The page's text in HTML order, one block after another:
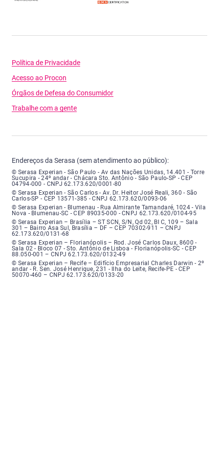
Política de Privacidade
Acesso ao Procon
Órgãos de Defesa do Consumidor
Trabalhe com a gente
Endereços da Serasa (sem atendimento ao público):
Serasa Experian - São Paulo - Endereço: Avenida das Nações Unidas,
© Serasa Experian - São Paulo - Av das Nações Unidas, 14.401 - Torre
Sucupira - 24º andar - Chácara Sto. Antônio - São Paulo-SP - CEP
04794-000 - CNPJ 62.173.620/0001-80
Serasa Experian - São Carlos - Endereço: Avenida Doutor Heitor José
© Serasa Experian - São Carlos - Av. Dr. Heitor José Reali, 360 - São
Carlos-SP - CEP 13571-385 - CNPJ 62.173.620/0093-06
Serasa Experian - Blumenau - Endereço: Rua Almirante Tamandaré,
© Serasa Experian - Blumenau - Rua Almirante Tamandaré, 1024 - Vila
Nova - Blumenau-SC - CEP 89035-000 - CNPJ 62.173.620/0104-95
Serasa Experian - Brasília, Endereço: Setor Comercial Norte, sem
© Serasa Experian – Brasília – ST SCN, S/N, Qd 02, Bl C, 109 – Sala
301 – Bairro Asa Sul, Brasília – DF – CEP 70302-911 – CNPJ
62.173.620/0131-68
Serasa Experian - Florianópolis, Endereço: Rodovia José Carlos, número
© Serasa Experian – Florianópolis – Rod. José Carlos Daux, 8600 -
Sala 02 - Bloco 07 - Sto. Antônio de Lisboa - Florianópolis-SC - CEP
88.050-001 – CNPJ 62.173.620/0132-49
Serasa Experian - Recife, Endereço: Edifício Empresarial Charles Darwin,
© Serasa Experian – Recife – Edifício Empresarial Charles Darwin - 2º
andar - R. Sen. José Henrique, 231 - Ilha do Leite, Recife-PE - CEP
50070-460 – CNPJ 62.173.620/0133-20